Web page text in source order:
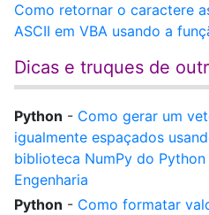
Como retornar o caractere
ASCII em VBA usando a
Dicas e truques de
Python - Como gerar um
igualmente espaçados
biblioteca NumPy do
Engenharia
Python - Como formatar